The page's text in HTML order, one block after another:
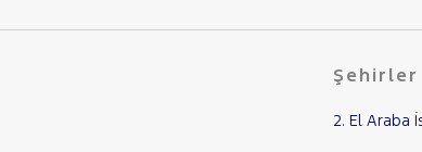
Şehirler
2. El Araba